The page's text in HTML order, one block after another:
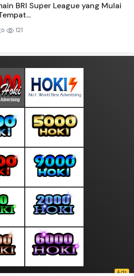
BRI Super League yang Mulai
121